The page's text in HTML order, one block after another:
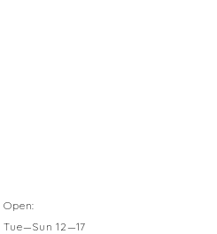
Open:
Tue—Sun 12—17